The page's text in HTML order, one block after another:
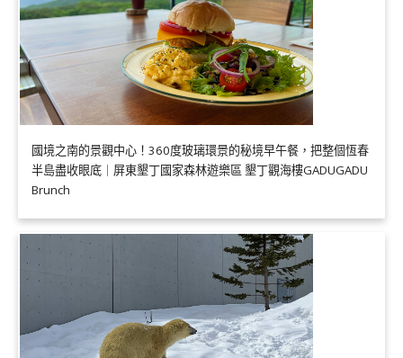
國境之南的景觀中心！360度玻璃環景的秘境早午餐，把整個恆春
半島盡收眼底｜屏東墾丁國家森林遊樂區 墾丁觀海樓GADUGADU
Brunch